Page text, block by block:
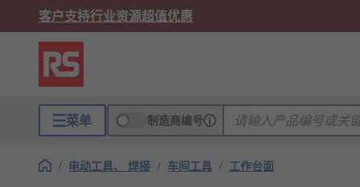
客户支持行业资源超值优惠
菜单 制造商编号
/ 电动工具、 焊接 / 车间工具 / 工作台面